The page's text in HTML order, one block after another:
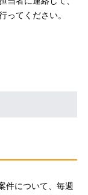
ってください。
件について、毎週